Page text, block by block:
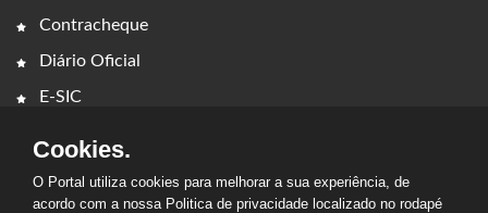
Contracheque
Diário Oficial
E-SIC
Cookies.
O Portal utiliza cookies para melhorar a sua experiência, de
acordo com a nossa Politica de privacidade localizado no rodapé